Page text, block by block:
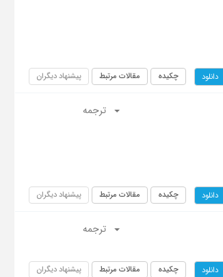
دانلود چکیده مقالات مرتبط پیشنهاد دیگران
ترجمه
دانلود چکیده مقالات مرتبط پیشنهاد دیگران
ترجمه
دانلود چکیده مقالات مرتبط پیشنهاد دیگران